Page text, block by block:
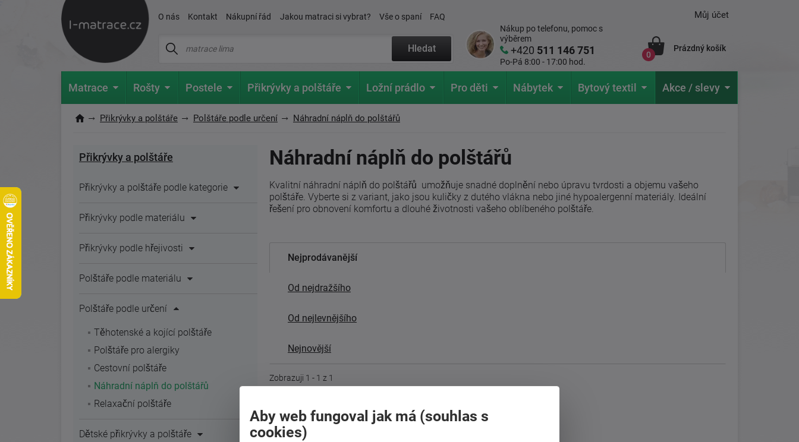
O nás Kontakt Nákupní řád Jakou matraci si vybrat? Vše o spaní FAQ
Hledat
Nákup po telefonu, pomoc s
výběrem
+420 511 146 751
Po-Pá 8:00 - 17:00 hod.
Můj účet
0
Prázdný košík
Matrace Rošty Postele Přikrývky a polštáře Ložní prádlo Pro děti Nábytek Bytový textil Akce / slevy
Přikrývky a polštáře Polštáře podle určení Náhradní náplň do polštářů
Přikrývky a polštáře
Přikrývky a polštáře podle kategorie
Přikrývky podle materiálu
Přikrývky podle hřejivosti
Polštáře podle materiálu
Polštáře podle určení
Těhotenské a kojící polštáře
Polštáře pro alergiky
Cestovní polštáře
Náhradní náplň do polštářů
Relaxační polštáře
Dětské přikrývky a polštáře
Náhradní náplň do polštářů
Kvalitní náhradní náplň do polštářů umožňuje snadné doplnění nebo úpravu tvrdosti a objemu vašeho
polštáře. Vyberte si z variant, jako jsou kuličky z dutého vlákna nebo jiné hypoalergenní materiály. Ideální
řešení pro obnovení komfortu a dlouhé životnosti vašeho oblíbeného polštáře.
Nejprodávanější
Od nejdražšího
Od nejlevnějšího
Nejnovější
Zobrazuji 1 - 1 z 1
Aby web fungoval jak má (souhlas s
cookies)